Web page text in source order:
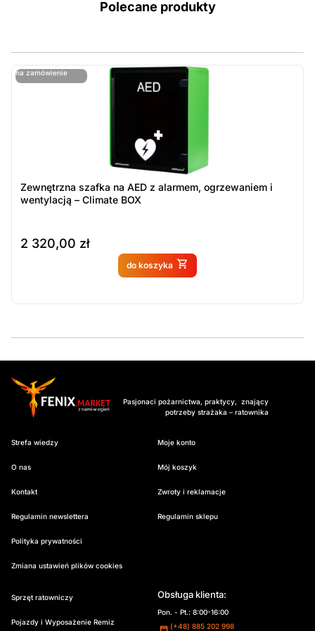
Polecane produkty
na zamówienie
ostatnie sztuki
Zewnętrzna szafka na AED z alarmem, ogrzewaniem i
wentylacją – Climate BOX
2 320,00 zł
do koszyka
Produkt dostępny na
Pasjonaci pożarnictwa, praktycy, znający
potrzeby strażaka – ratownika
Strefa wiedzy
O nas
Kontakt
Regulamin newslettera
Polityka prywatności
Zmiana ustawień plików cookies
Moje konto
Mój koszyk
Zwroty i reklamacje
Regulamin sklepu
Sprzęt ratowniczy
Pojazdy i Wyposażenie Remiz
Obsługa klienta:
Pon. - Pt.: 8:00-16:00
(+48) 885 202 998